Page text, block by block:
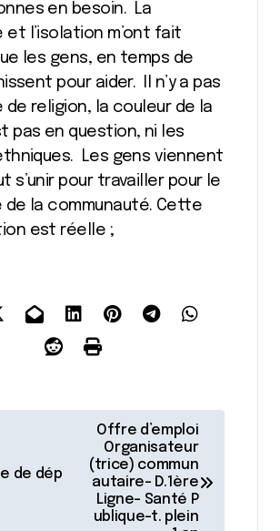
en besoin. La
et l’isolation m’ont fait
les gens, en temps de
pour aider. Il n’y a pas
de religion, la couleur de la
pas en question, ni les
Les gens viennent
s’unir pour travailler pour le
de la communauté. Cette
est réelle ;
de dép
Offre d’emploi
Organisateur
(trice) commun
autaire- D.1ère
Ligne- Santé P
ublique-t. plein